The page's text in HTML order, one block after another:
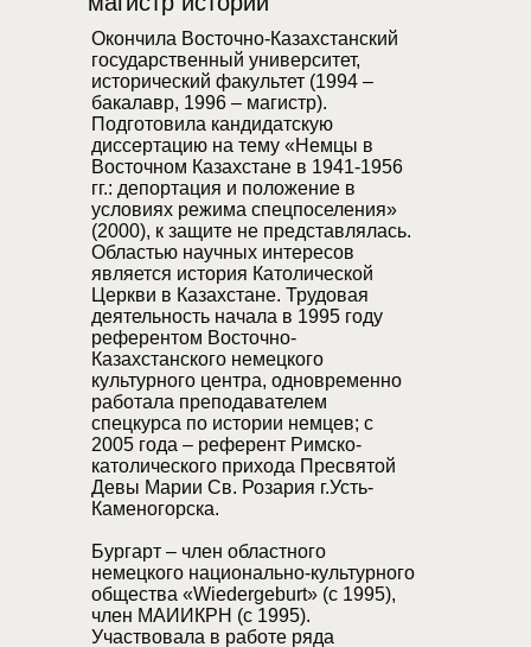
Окончила Восточно-Казахстанский
государственный университет,
исторический факультет (1994 –
бакалавр, 1996 – магистр).
Подготовила кандидатскую
диссертацию на тему «Немцы в
Восточном Казахстане в 1941-1956
гг.: депортация и положение в
условиях режима спецпоселения»
(2000), к защите не представлялась.
Областью научных интересов
является история Католической
Церкви в Казахстане. Трудовая
деятельность начала в 1995 году
референтом Восточно-
Казахстанского немецкого
культурного центра, одновременно
работала преподавателем
спецкурса по истории немцев; с
2005 года – референт Римско-
католического прихода Пресвятой
Девы Марии Св. Розария г.Усть-
Каменогорска.
Бургарт – член областного
немецкого национально-культурного
общества «Wiedergeburt» (c 1995),
член МАИИКРН (c 1995).
Участвовала в работе ряда